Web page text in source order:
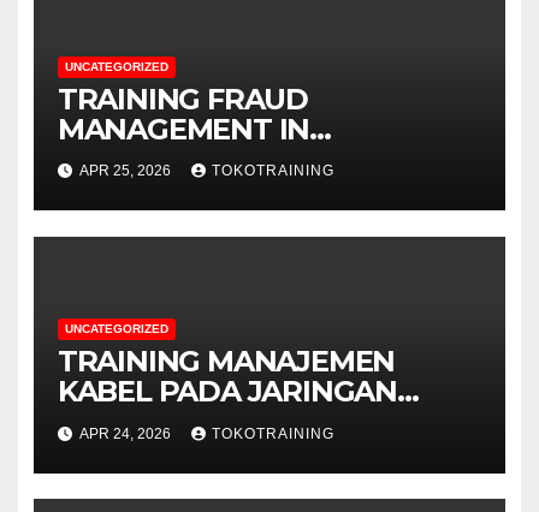
UNCATEGORIZED
TRAINING FRAUD
MANAGEMENT IN
TELECOMMUNICATION
BUSINESS
APR 25, 2026 TOKOTRAINING
UNCATEGORIZED
TRAINING MANAJEMEN
KABEL PADA JARINGAN
TELEKOMUNIKASI
APR 24, 2026 TOKOTRAINING